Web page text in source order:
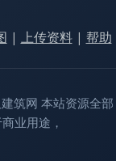
| 上传资料| 帮助
筑网 本站资源全部
业用途，